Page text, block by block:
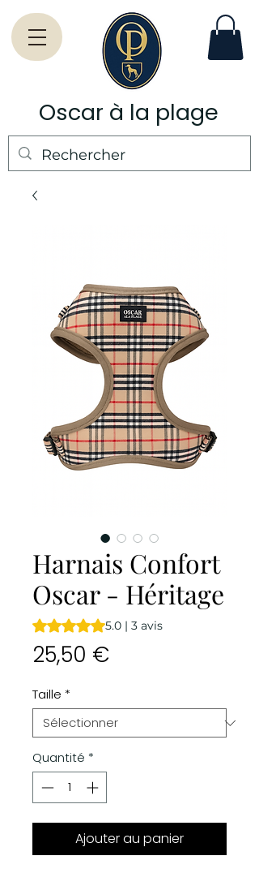
Oscar à la plage
Harnais Confort
Oscar - Héritage
La note est de 5.0 sur cinq étoiles selon
5.0 | 3 avis
25,50 €Prix
Taille *
Quantité *
Ajouter au panier